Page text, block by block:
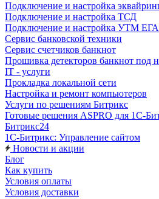
Подключение и настройка
Подключение и настройка ТСД
Подключение и настройка УТМ
Сервис банковской техники
Сервис счетчиков банкнот
Прошивка детекторов банкнот под
IT - услуги
Прокладка локальной сети
Настройка и ремонт компьютеров
Услуги по решениям Битрикс
Готовые решения ASPRO для 1С-
Битрикс24
1С-Битрикс: Управление сайтом
Новости и акции
Блог
Как купить
Условия оплаты
Условия доставки